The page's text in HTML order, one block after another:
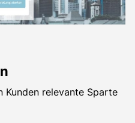
Kunden relevante Sparte